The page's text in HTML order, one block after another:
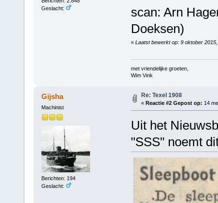
Geslacht:
scan: Arn
Doeksen)
« Laatst bewerkt op: 9 oktober
met vriendelijke groeten,
Wim Vink
Gijsha
Machinist
Berichten: 194
Geslacht:
Re: Texel 1908
« Reactie #2 Gepost op: 14
Uit het
"SSS" noemt